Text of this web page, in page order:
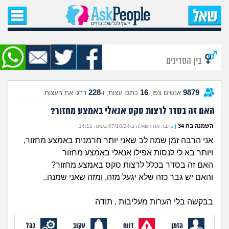
עמוד הבית
שאל שאלה
שאלות חדשות
שאלות שעוררו עניין
עצות חדשות
מה קורה כאן?
מתחם הטיפים
מדורים
בין הסדינים
9879 אנשים צפו, 16 כתבו עצות, ו-228 דרגו את העצות.
האם זה בסדר לרצות סקס אנאלי באמצע מחזור?
השמנה בת 34 | כתבה את השאלה ב-07/10/24 בשעה 14:11
אני הרבה זמן שמה לב שאני יותר חרמנית באמצע מחזור,
ויותר בא לי לנסות אפילו אנאלי באמצע מחזור
האם זה בסדר בכלל לרצות סקס באמצע מחזור?
והאם יש גבר כזה שלא יגעל מזה, ומזה שאני שמנה..
בבקשה בלי הערות מעליבות , תודה
הזמן דווח עקוב נהל